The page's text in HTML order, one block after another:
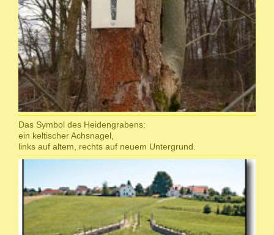
Das Symbol des Heidengrabens:
ein keltischer Achsnagel,
links auf altem, rechts auf neuem Untergrund.